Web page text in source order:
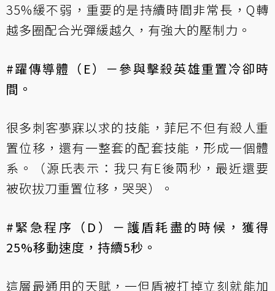
35%緩不弱，重要的是持續時間非常長，Q轉
越多圈配合光彈緩越久，有強大的壓制力。
#躍傳導體（E）－參與擊殺英雄重置冷卻時
間。
很多刺客夢寐以求的技能，菲尼不但有殺人重
置位移，還有一整套的配套技能，形成一個體
系。（源氏表示：我只有E後兩秒，最近還要
被砍拔刀重置位移，哭哭）。
#緊急程序（D）－護盾耗盡的時候，獲得
25%移動速度，持續5秒。
這層最通用的天賦，一但盾被打掉立刻就能加